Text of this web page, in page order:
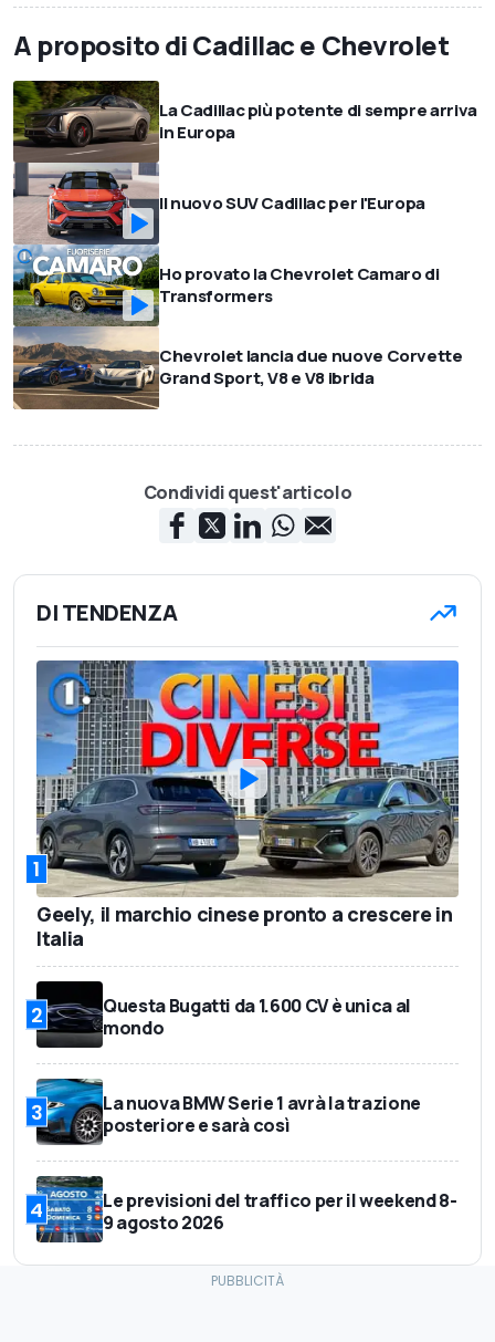
A proposito di Cadillac e Chevrolet
La Cadillac più potente di sempre arriva
in Europa
Il nuovo SUV Cadillac per l'Europa
Ho provato la Chevrolet Camaro di
Transformers
Chevrolet lancia due nuove Corvette
Grand Sport, V8 e V8 ibrida
Condividi quest'articolo
DI TENDENZA
1
Geely, il marchio cinese pronto a crescere in
Italia
2
Questa Bugatti da 1.600 CV è unica al
mondo
3
La nuova BMW Serie 1 avrà la trazione
posteriore e sarà così
4
Le previsioni del traffico per il weekend 8-
9 agosto 2026